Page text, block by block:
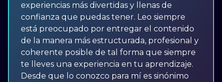
experiencias más divertidas y llenas de
confianza que puedas tener. Leo siempre
está preocupado por entregar el contenido
de la manera más estructurada, profesional y
coherente posible de tal forma que siempre
te lleves una experiencia en tu aprendizaje.
Desde que lo conozco para mí es sinónimo